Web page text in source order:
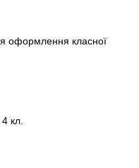
оформлення класної
кл.